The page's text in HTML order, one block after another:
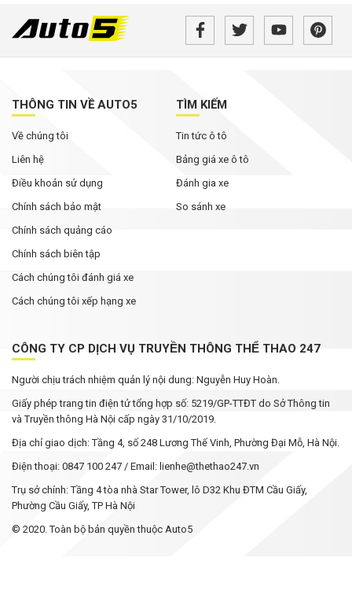
THÔNG TIN VỀ AUTO5
Về chúng tôi
Liên hệ
Điều khoản sử dụng
Chính sách bảo mật
Chính sách quảng cáo
Chính sách biên tập
Cách chúng tôi đánh giá xe
Cách chúng tôi xếp hạng xe
TÌM KIẾM
Tin tức ô tô
Bảng giá xe ô tô
Đánh gia xe
So sánh xe
CÔNG TY CP DỊCH VỤ TRUYỀN THÔNG THỂ THAO 247
Người chịu trách nhiệm quản lý nội dung: Nguyễn Huy Hoàn.
Giấy phép trang tin điện tử tổng hợp số: 5219/GP-TTĐT do Sở Thông tin
và Truyền thông Hà Nội cấp ngày 31/10/2019.
Địa chỉ giao dịch: Tầng 4, số 248 Lương Thế Vinh, Phường Đại Mỗ, Hà Nội.
Điện thoại: 0847 100 247 / Email: lienhe@thethao247.vn
Trụ sở chính: Tầng 4 tòa nhà Star Tower, lô D32 Khu ĐTM Cầu Giấy,
Phường Cầu Giấy, TP Hà Nội
© 2020. Toàn bộ bản quyền thuộc Auto5